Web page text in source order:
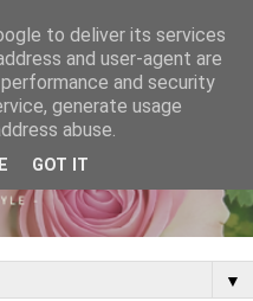
▼
to deliver its services
and user-agent are
and security
generate usage
abuse.
GOT IT